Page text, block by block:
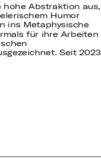
hohe Abstraktion aus,
Humor
ins Metaphysische
für ihre Arbeiten
Seit 2023